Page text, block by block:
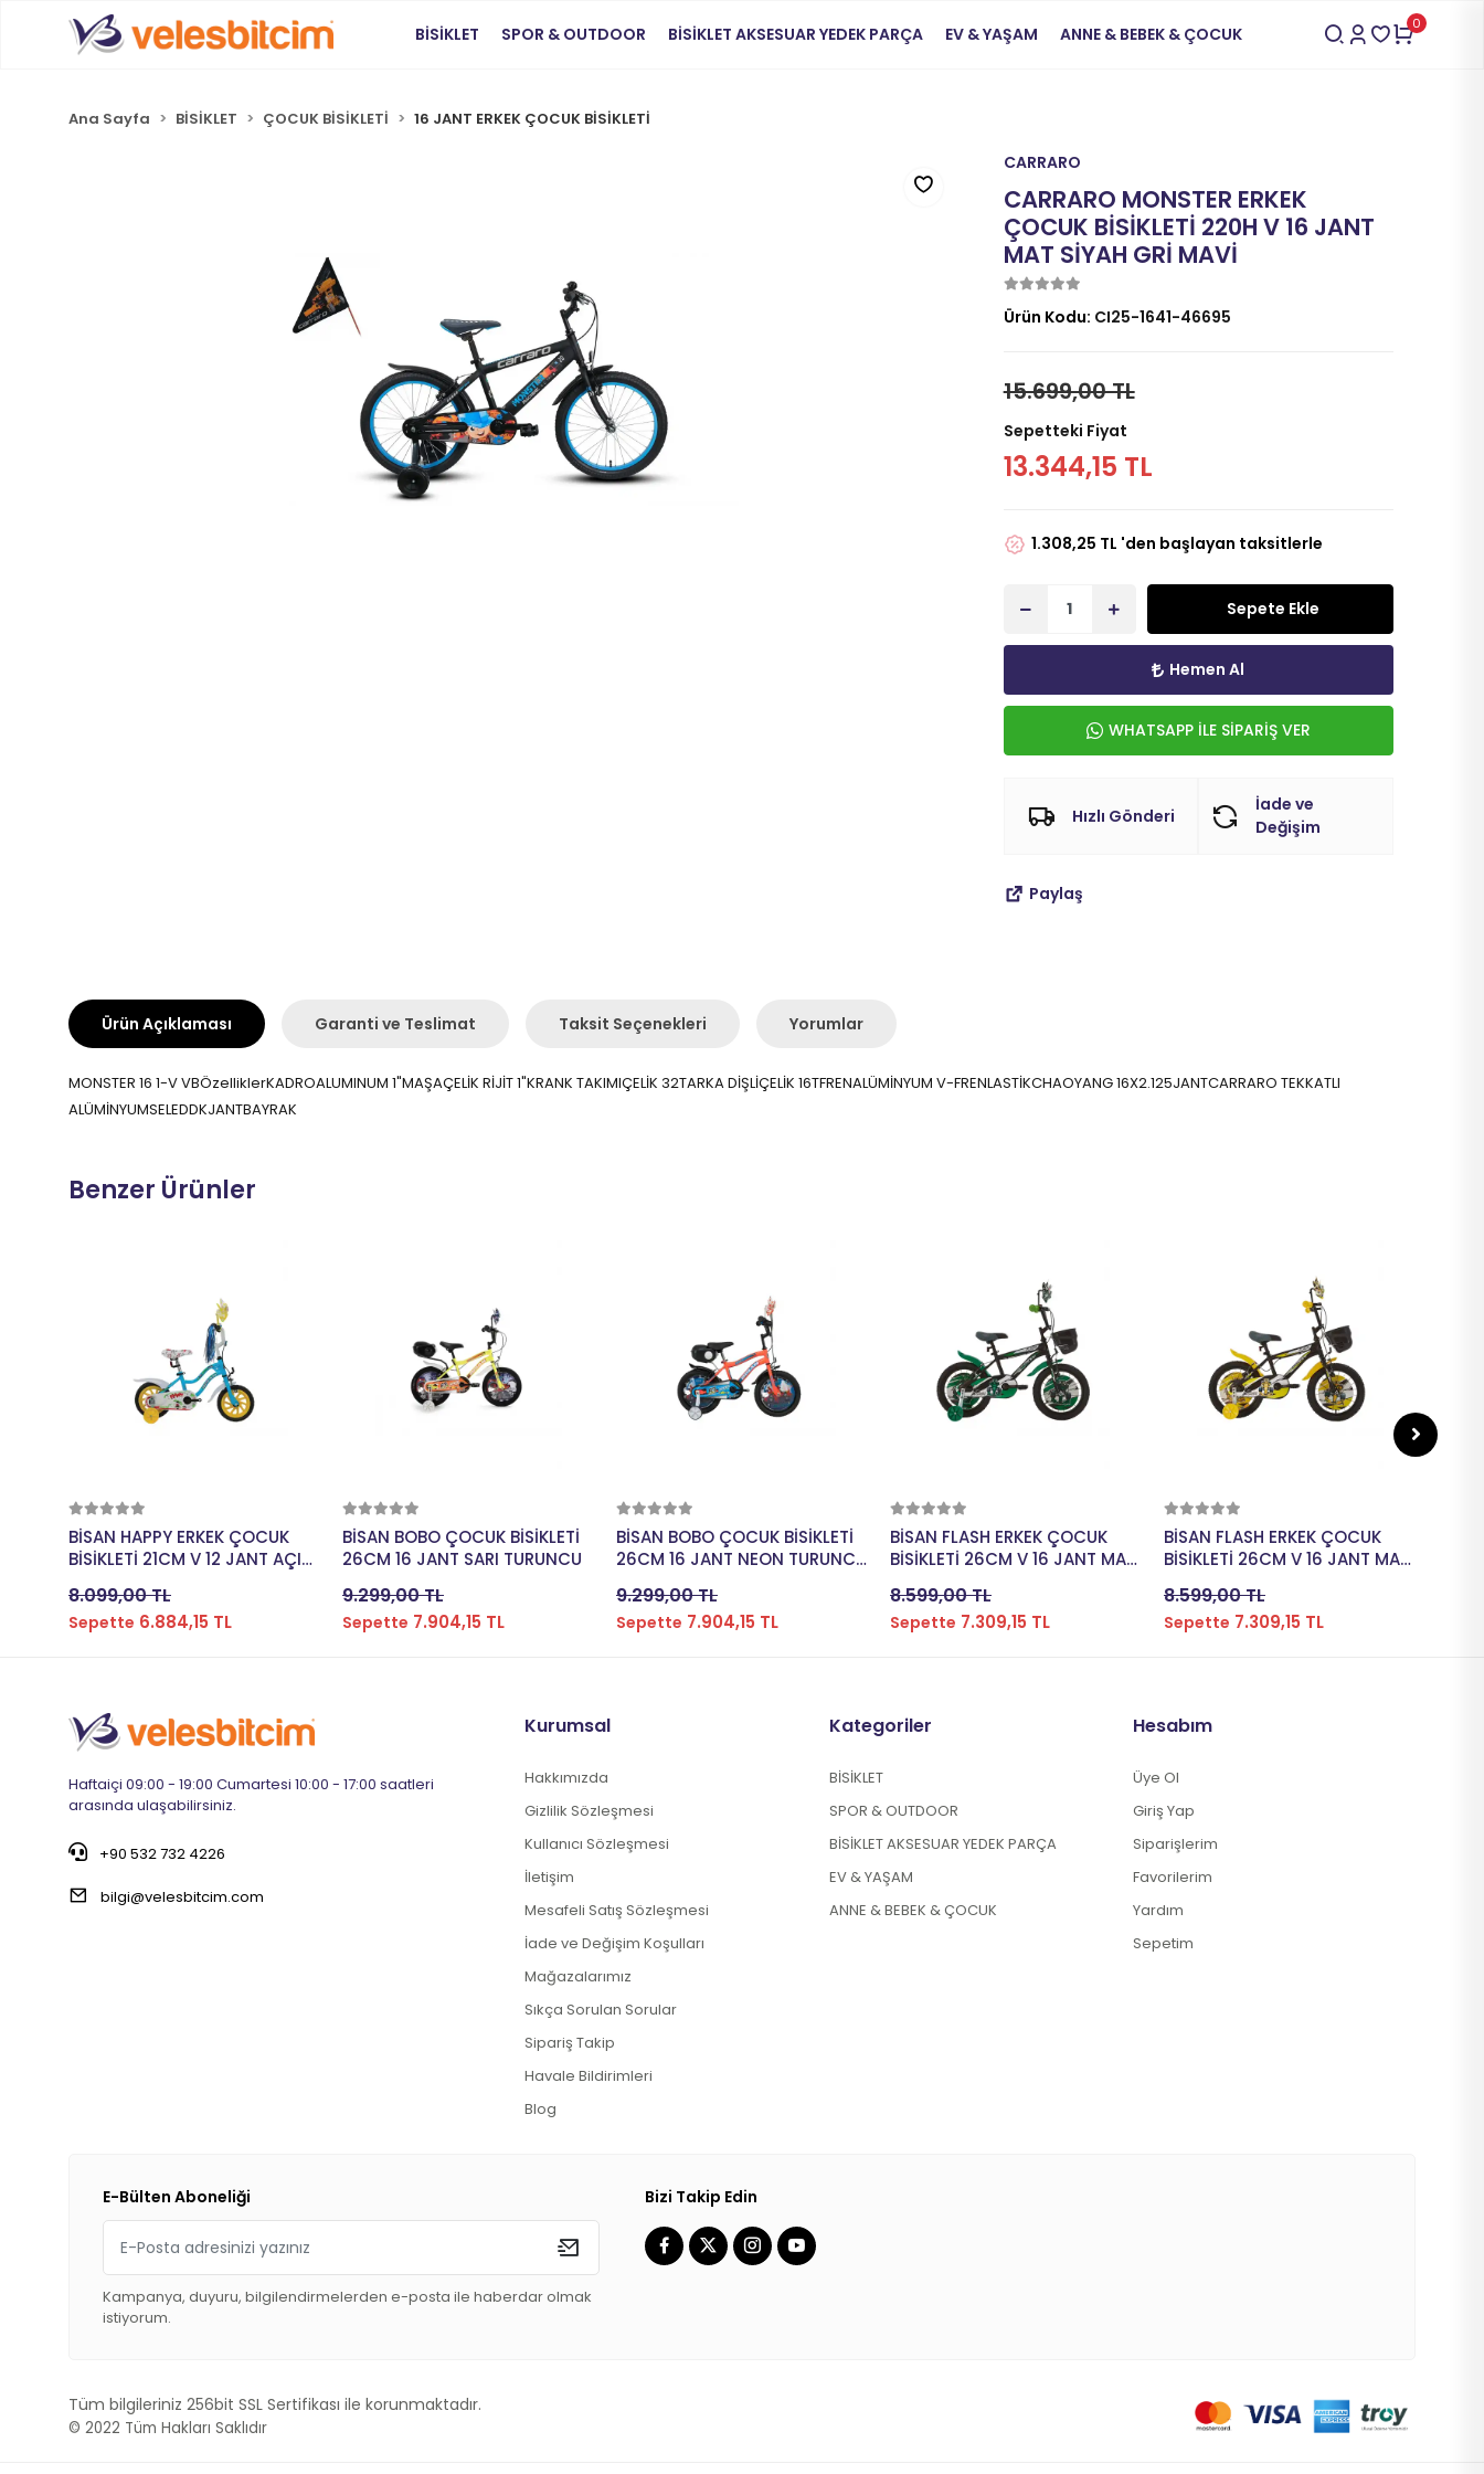
BİSİKLET SPOR & OUTDOOR BİSİKLET AKSESUAR YEDEK PARÇA EV & YAŞAM ANNE & BEBEK & ÇOCUK 0
Ana Sayfa BİSİKLET ÇOCUK BİSİKLETİ 16 JANT ERKEK ÇOCUK BİSİKLETİ
CARRARO
CARRARO MONSTER ERKEK
ÇOCUK BİSİKLETİ 220H V 16 JANT
MAT SİYAH GRİ MAVİ
Ürün Kodu: CI25-1641-46695
15.699,00 TL
Sepetteki Fiyat
13.344,15 TL
1.308,25 TL 'den başlayan taksitlerle
Sepete Ekle
Hemen Al
WHATSAPP İLE SİPARİŞ VER
Hızlı Gönderi
İade ve
Değişim
Paylaş
Ürün Açıklaması Garanti ve Teslimat Taksit Seçenekleri Yorumlar
MONSTER 16 1-V VBÖzelliklerKADROALUMINUM 1"MAŞAÇELİK RİJİT 1"KRANK TAKIMIÇELİK 32TARKA DİŞLİÇELİK 16TFRENALÜMİNYUM V-FRENLASTİKCHAOYANG 16X2.125JANTCARRARO TEKKATLI
ALÜMİNYUMSELEDDKJANTBAYRAK
Benzer Ürünler
BİSAN HAPPY ERKEK ÇOCUK
BİSİKLETİ 21CM V 12 JANT AÇIK
8.099,00 TL
Sepette 6.884,15 TL
BİSAN BOBO ÇOCUK BİSİKLETİ
26CM 16 JANT SARI TURUNCU
9.299,00 TL
Sepette 7.904,15 TL
BİSAN BOBO ÇOCUK BİSİKLETİ
26CM 16 JANT NEON TURUNCU
9.299,00 TL
Sepette 7.904,15 TL
BİSAN FLASH ERKEK ÇOCUK
BİSİKLETİ 26CM V 16 JANT MAT
8.599,00 TL
Sepette 7.309,15 TL
BİSAN FLASH ERKEK ÇOCUK
BİSİKLETİ 26CM V 16 JANT MAT
8.599,00 TL
Sepette 7.309,15 TL
Haftaiçi 09:00 - 19:00 Cumartesi 10:00 - 17:00 saatleri
arasında ulaşabilirsiniz.
+90 532 732 4226
bilgi@velesbitcim.com
Kurumsal
Hakkımızda
Gizlilik Sözleşmesi
Kullanıcı Sözleşmesi
İletişim
Mesafeli Satış Sözleşmesi
İade ve Değişim Koşulları
Mağazalarımız
Sıkça Sorulan Sorular
Sipariş Takip
Havale Bildirimleri
Blog
Kategoriler
BİSİKLET
SPOR & OUTDOOR
BİSİKLET AKSESUAR YEDEK PARÇA
EV & YAŞAM
ANNE & BEBEK & ÇOCUK
Hesabım
Üye Ol
Giriş Yap
Siparişlerim
Favorilerim
Yardım
Sepetim
E-Bülten Aboneliği
Kampanya, duyuru, bilgilendirmelerden e-posta ile haberdar olmak
istiyorum.
Bizi Takip Edin
Tüm bilgileriniz 256bit SSL Sertifikası ile korunmaktadır.
© 2022 Tüm Hakları Saklıdır